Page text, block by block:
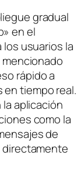
gradual
en el
los usuarios la
rápido a
tiempo real.
la aplicación
como la
de